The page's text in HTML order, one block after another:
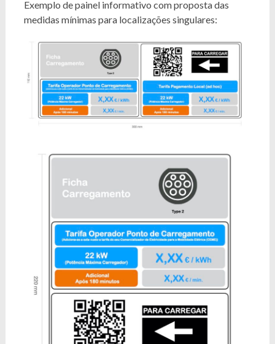
Exemplo de painel informativo com proposta das
medidas mínimas para localizações singulares: